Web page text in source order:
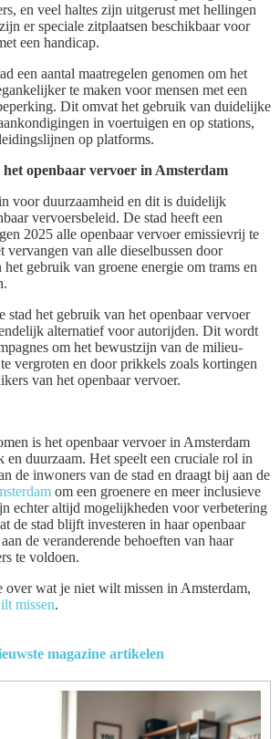
en veel haltes zijn uitgerust met hellingen
er speciale zitplaatsen beschikbaar voor
een handicap.
een aantal maatregelen genomen om het
te maken voor mensen met een
Dit omvat het gebruik van duidelijke
in voertuigen en op stations,
op platforms.
openbaar vervoer in Amsterdam
voor duurzaamheid en dit is duidelijk
vervoersbeleid. De stad heeft een
2025 alle openbaar vervoer emissievrij te
vervangen van alle dieselbussen door
het gebruik van groene energie om trams en
stad het gebruik van het openbaar vervoer
alternatief voor autorijden. Dit wordt
om het bewustzijn van de milieu-
vergroten en door prikkels zoals kortingen
van het openbaar vervoer.
is het openbaar vervoer in Amsterdam
duurzaam. Het speelt een cruciale rol in
de inwoners van de stad en draagt bij aan de
om een groenere en meer inclusieve
echter altijd mogelijkheden voor verbetering
de stad blijft investeren in haar openbaar
de veranderende behoeften van haar
te voldoen.
over wat je niet wilt missen in Amsterdam,
missen.
magazine artikelen